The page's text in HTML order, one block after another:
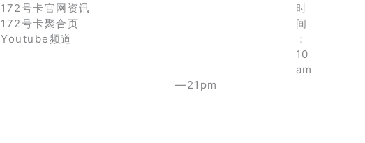
172号卡官网资讯
172号卡聚合页
Youtube频道
时
间
：
10
am
—21pm